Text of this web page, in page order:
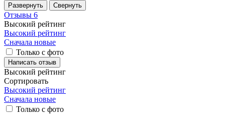
Развернуть Свернуть
Отзывы 6
Высокий рейтинг
Высокий рейтинг
Сначала новые
Только с фото
Написать отзыв
Высокий рейтинг
Сортировать
Высокий рейтинг
Сначала новые
Только с фото